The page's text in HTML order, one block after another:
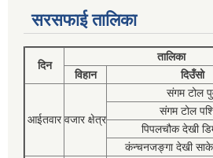
सरसफाई तालिका
दिन
तालिका
विहान
दिउँसो
आईतवार वजार क्षेत्र
संगम टोल
संगम टोल
पिपलचौक देखी
कंन्चनजङ्गा देखी